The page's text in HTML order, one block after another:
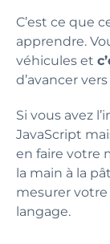
C’est ce que
apprendre.
véhicules et
d’avancer
Si vous avez
JavaScript
en faire votre
la main à la
mesurer votre
langage.